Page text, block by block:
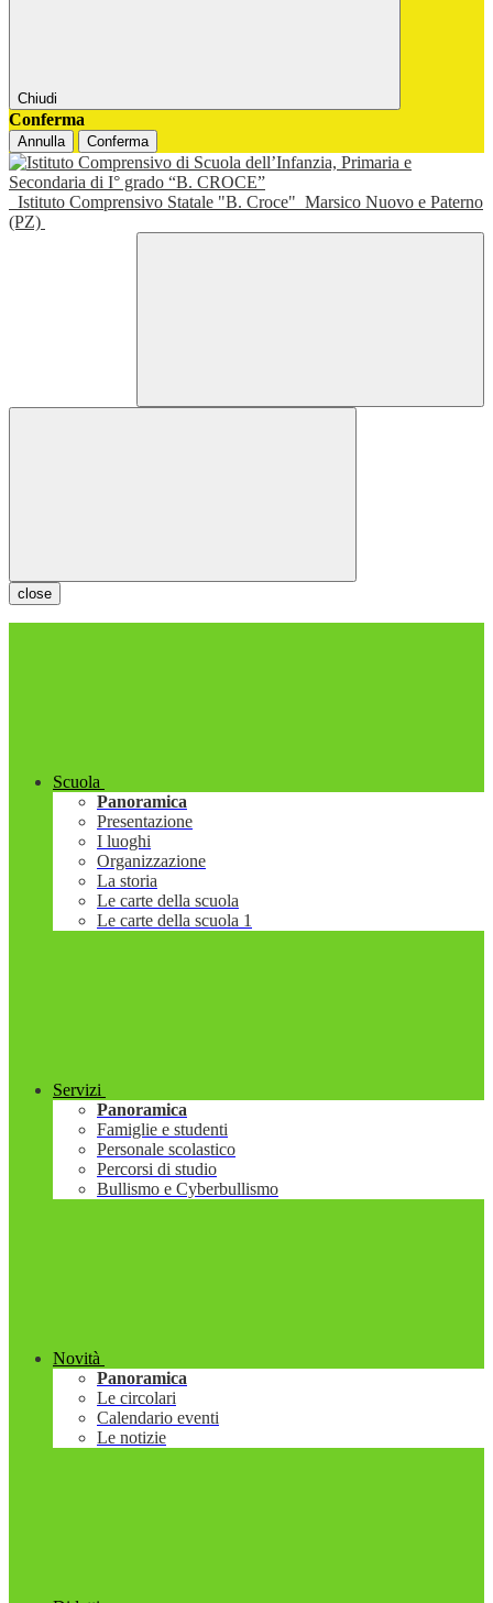
Chiudi
Conferma
Annulla Conferma
Istituto Comprensivo Statale "B. Croce" Marsico Nuovo e Paterno
(PZ)
close
Scuola
Panoramica
Presentazione
I luoghi
Organizzazione
La storia
Le carte della scuola
Le carte della scuola 1
Servizi
Panoramica
Famiglie e studenti
Personale scolastico
Percorsi di studio
Bullismo e Cyberbullismo
Novità
Panoramica
Le circolari
Calendario eventi
Le notizie